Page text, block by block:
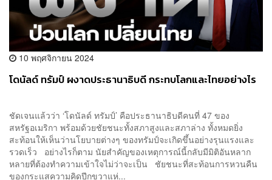
10 พฤศจิกายน 2024
โดนัลด์ ทรัมป์ ผงาดประธานาธิบดี กระทบโลกและไทยอย่างไร
ชัดเจนแล้วว่า ‘โดนัลด์ ทรัมป์’ คือประธานาธิบดีคนที่ 47 ของ
สหรัฐอเมริกา พร้อมด้วยชัยชนะทั้งสภาสูงและสภาล่าง ทั้งหมดยิ่ง
สะท้อนให้เห็นว่านโยบายต่างๆ ของทรัมป์จะเกิดขึ้นอย่างรุนแรงและ
รวดเร็ว อย่างไรก็ตาม นัยสำคัญของเหตุการณ์นี้กลับมีมิติอันหลาก
หลายที่ต้องทำความเข้าใจไม่ว่าจะเป็น ชัยชนะที่สะท้อนการหวนคืน
ของกระแสความคิดปีกขวาแห่...